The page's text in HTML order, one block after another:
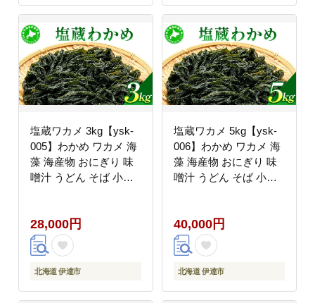
塩蔵ワカメ 3kg【ysk-
005】わかめ ワカメ 海
藻 海産物 おにぎり 味
噌汁 うどん そば 小分
28,000円
北海道 伊達市
塩蔵ワカメ 5kg【ysk-
006】わかめ ワカメ 海
藻 海産物 おにぎり 味
噌汁 うどん そば 小分
40,000円
北海道 伊達市